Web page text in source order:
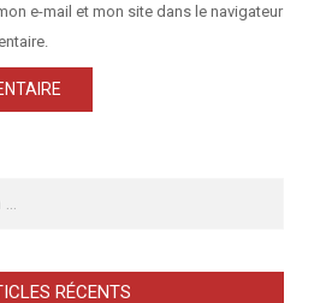
e-mail et mon site dans le navigateur
RÉCENTS